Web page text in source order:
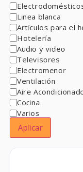
Linea blanca
Artículos para el
Hotelería
Audio y video
Televisores
Electromenor
Ventilación
Aire
Cocina
Varios
Aplicar